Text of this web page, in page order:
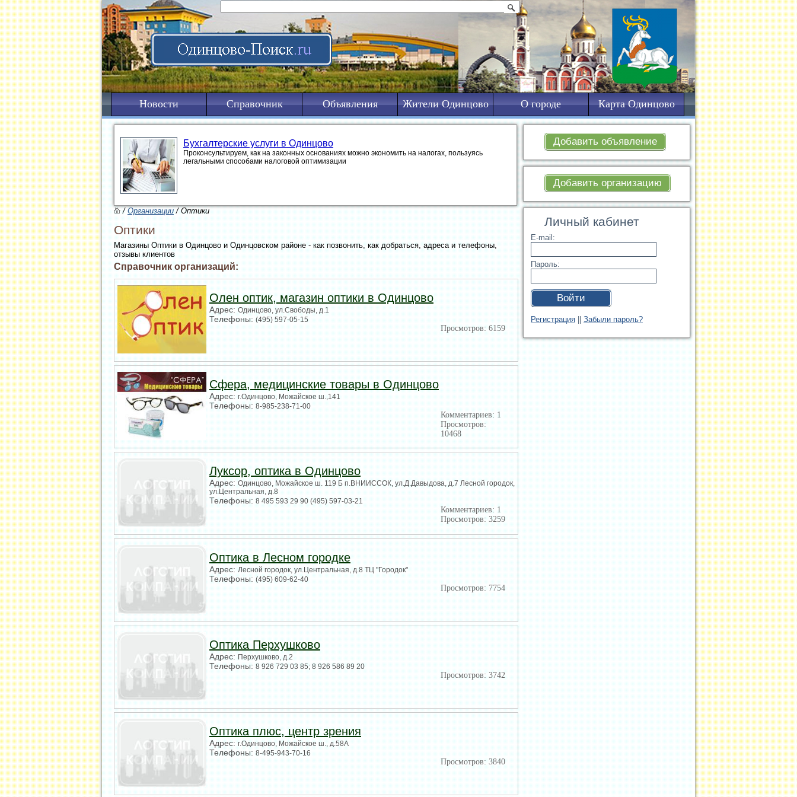
Новости Справочник Объявления Жители Одинцово О городе Карта Одинцово
Добавить объявление
Добавить организацию
Личный кабинет
E-mail:
Пароль:
Войти
Регистрация Забыли пароль?
Бухгалтерские услуги в Одинцово
Проконсультируем, как на законных основаниях можно экономить на налогах, пользуясь
легальными способами налоговой оптимизации
/Организации/ Оптики
Оптики
Магазины Оптики в Одинцово и Одинцовском районе - как позвонить, как добраться, адреса и телефоны,
отзывы клиентов
Справочник организаций:
Олен оптик, магазин оптики в Одинцово
Адрес:Одинцово, ул.Свободы, д.1
Телефоны:(495) 597-05-15
Просмотров: 6159
Сфера, медицинские товары в Одинцово
Адрес:г.Одинцово, Можайское ш.,141
Телефоны:8-985-238-71-00
Комментариев: 1
Просмотров:
10468
Луксор, оптика в Одинцово
Адрес:Одинцово, Можайское ш. 119 Б п.ВНИИССОК, ул.Д.Давыдова, д.7 Лесной городок,
ул.Центральная, д.8
Телефоны:8 495 593 29 90 (495) 597-03-21
Комментариев: 1
Просмотров: 3259
Оптика в Лесном городке
Адрес:Лесной городок, ул.Центральная, д.8 ТЦ "Городок"
Телефоны:(495) 609-62-40
Просмотров: 7754
Оптика Перхушково
Адрес:Перхушково, д.2
Телефоны:8 926 729 03 85; 8 926 586 89 20
Просмотров: 3742
Оптика плюс, центр зрения
Адрес:г.Одинцово, Можайское ш., д.58А
Телефоны:8-495-943-70-16
Просмотров: 3840